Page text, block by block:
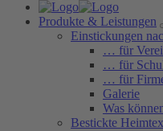
Produkte & Leistungen
Einstickungen
… für
… für
… für
Galerie
Was
Bestickte